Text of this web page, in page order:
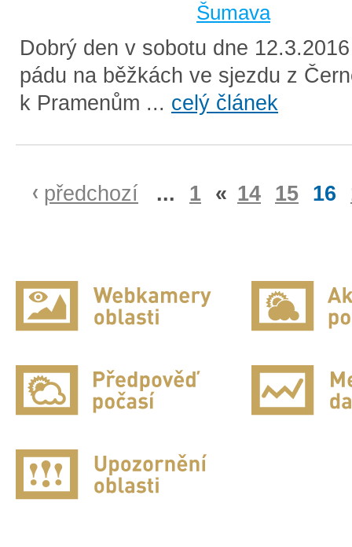
Šumava
Dobrý den v sobotu dne
pádu na běžkách ve sjezdu z
k Pramenům ... celý článek
předchozí ... 1 « 14 15 16